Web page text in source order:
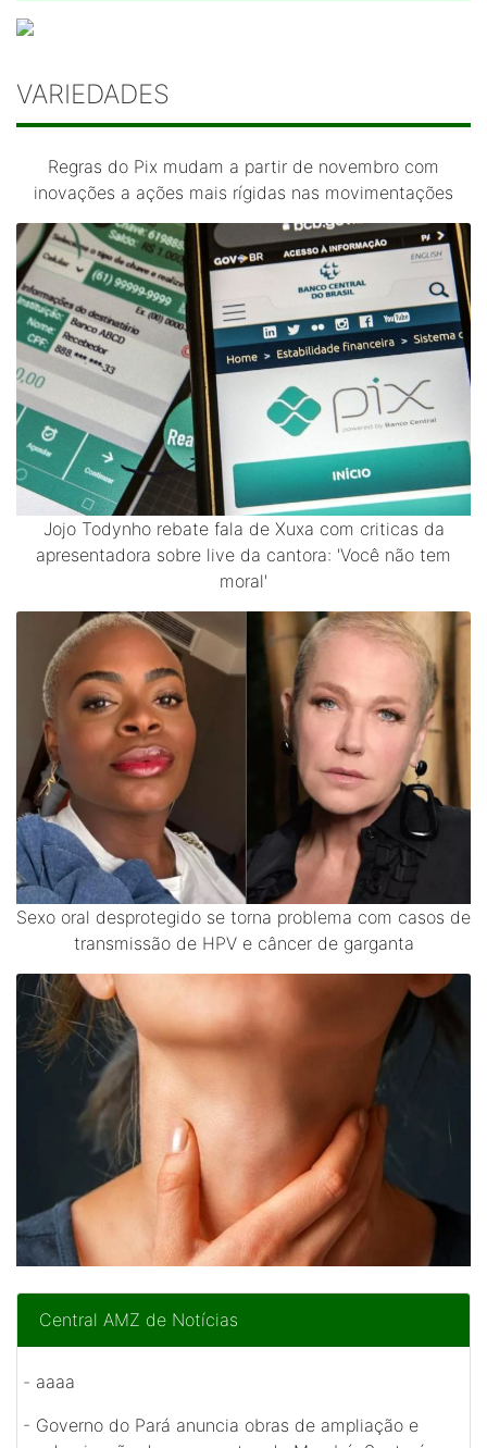
VARIEDADES
Regras do Pix mudam a partir de novembro com
inovações a ações mais rígidas nas movimentações
Jojo Todynho rebate fala de Xuxa com criticas da
apresentadora sobre live da cantora: 'Você não tem
moral'
Sexo oral desprotegido se torna problema com casos de
transmissão de HPV e câncer de garganta
Central AMZ de Notícias
- aaaa
- Governo do Pará anuncia obras de ampliação e